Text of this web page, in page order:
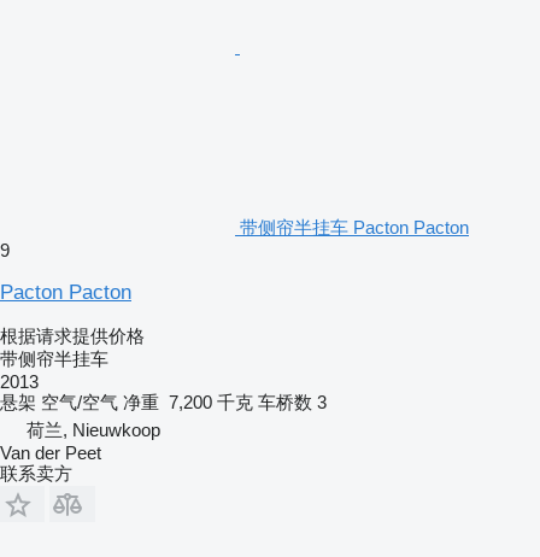
带侧帘半挂车 Pacton Pacton
9
Pacton Pacton
根据请求提供价格
带侧帘半挂车
2013
悬架 空气/空气 净重 7,200 千克 车桥数 3
荷兰, Nieuwkoop
Van der Peet
联系卖方